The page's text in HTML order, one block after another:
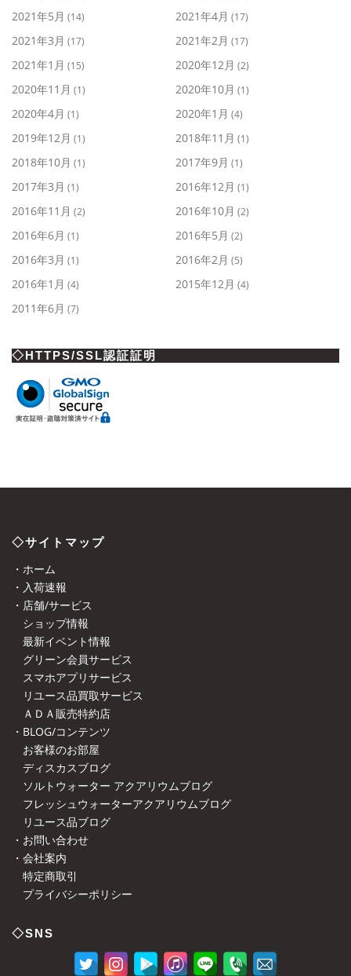
2021年5月 (14) 2021年4月 (17)
2021年3月 (17) 2021年2月 (17)
2021年1月 (15) 2020年12月 (2)
2020年11月 (1) 2020年10月 (1)
2020年4月 (1) 2020年1月 (4)
2019年12月 (1) 2018年11月 (1)
2018年10月 (1) 2017年9月 (1)
2017年3月 (1) 2016年12月 (1)
2016年11月 (2) 2016年10月 (2)
2016年6月 (1) 2016年5月 (2)
2016年3月 (1) 2016年2月 (5)
2016年1月 (4) 2015年12月 (4)
2011年6月 (7)
◇HTTPS/SSL認証証明
◇サイトマップ
・ホーム
・入荷速報
・店舗/サービス
ショップ情報
最新イベント情報
グリーン会員サービス
スマホアプリサービス
リユース品買取サービス
ＡＤＡ販売特約店
・BLOG/コンテンツ
お客様のお部屋
ディスカスブログ
ソルトウォーター アクアリウムブログ
フレッシュウォーターアクアリウムブログ
リユース品ブログ
・お問い合わせ
・会社案内
特定商取引
プライバシーポリシー
◇SNS